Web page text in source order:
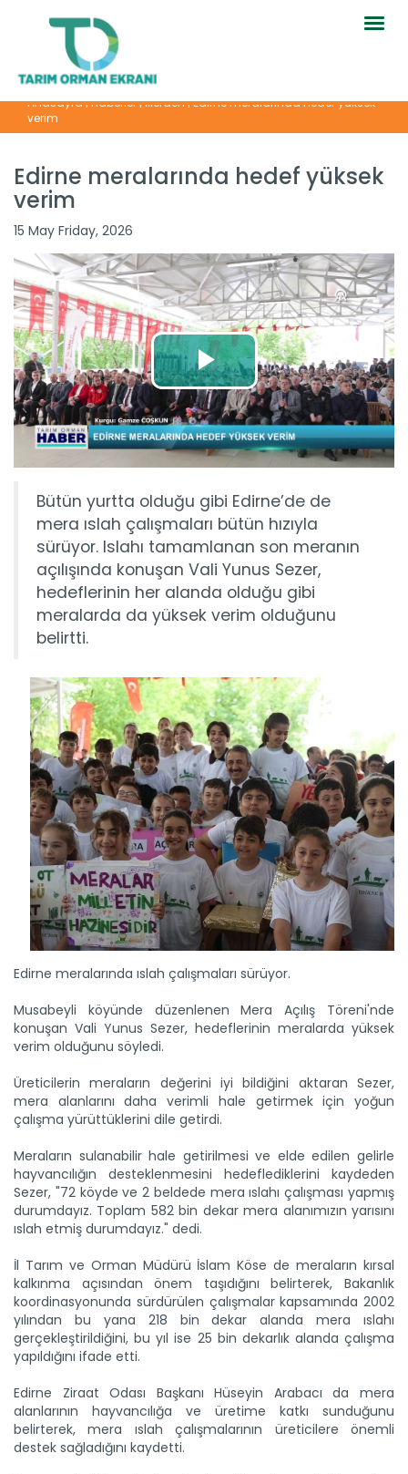
Anasayfa|Haberler|İllerden|Edirne meralarında hedef yüksek
verim
Edirne meralarında hedef yüksek
verim
15 May Friday, 2026
Bütün yurtta olduğu gibi Edirne’de de
mera ıslah çalışmaları bütün hızıyla
sürüyor. Islahı tamamlanan son meranın
açılışında konuşan Vali Yunus Sezer,
hedeflerinin her alanda olduğu gibi
meralarda da yüksek verim olduğunu
belirtti.
Edirne meralarında ıslah çalışmaları sürüyor.
Musabeyli köyünde düzenlenen Mera Açılış Töreni'nde
konuşan Vali Yunus Sezer, hedeflerinin meralarda yüksek
verim olduğunu söyledi.
Üreticilerin meraların değerini iyi bildiğini aktaran Sezer,
mera alanlarını daha verimli hale getirmek için yoğun
çalışma yürüttüklerini dile getirdi.
Meraların sulanabilir hale getirilmesi ve elde edilen gelirle
hayvancılığın desteklenmesini hedeflediklerini kaydeden
Sezer, "72 köyde ve 2 beldede mera ıslahı çalışması yapmış
durumdayız. Toplam 582 bin dekar mera alanımızın yarısını
ıslah etmiş durumdayız." dedi.
İl Tarım ve Orman Müdürü İslam Köse de meraların kırsal
kalkınma açısından önem taşıdığını belirterek, Bakanlık
koordinasyonunda sürdürülen çalışmalar kapsamında 2002
yılından bu yana 218 bin dekar alanda mera ıslahı
gerçekleştirildiğini, bu yıl ise 25 bin dekarlık alanda çalışma
yapıldığını ifade etti.
Edirne Ziraat Odası Başkanı Hüseyin Arabacı da mera
alanlarının hayvancılığa ve üretime katkı sunduğunu
belirterek, mera ıslah çalışmalarının üreticilere önemli
destek sağladığını kaydetti.
Taşköprü sarımsağı...
Taşköprü Belediyesince bu yıl 36'ncısı düzenlenen
Uluslararası...
Devamını Oku ->